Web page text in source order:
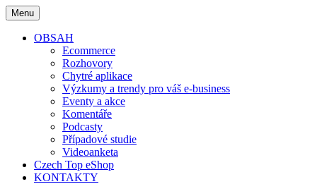
Skip
to
content
Menu
OBSAH
Ecommerce
Rozhovory
Chytré aplikace
Výzkumy a trendy pro váš e-business
Eventy a akce
Komentáře
Podcasty
Případové studie
Videoanketa
Czech Top eShop
KONTAKTY